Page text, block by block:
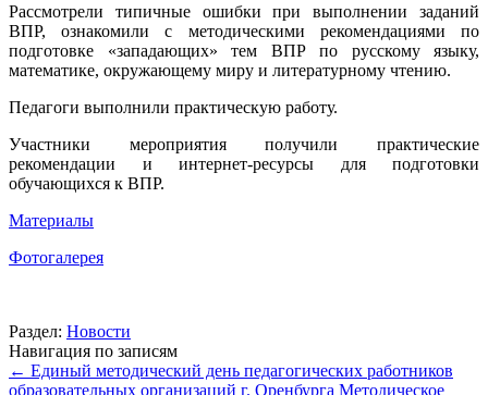
Рассмотрели типичные ошибки при выполнении заданий
ВПР, ознакомили с методическими рекомендациями по
подготовке «западающих» тем ВПР по русскому языку,
математике, окружающему миру и литературному чтению.
Педагоги выполнили практическую работу.
Участники мероприятия получили практические
рекомендации и интернет-ресурсы для подготовки
обучающихся к ВПР.
Материалы
Фотогалерея
Раздел: Новости
Навигация по записям
← Единый методический день педагогических работников
образовательных организаций г. Оренбурга Методическое